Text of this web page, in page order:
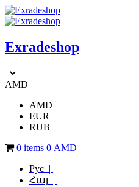
Exradeshop
AMD
AMD
EUR
RUB
0 items 0 AMD
Рус |
Հայ |